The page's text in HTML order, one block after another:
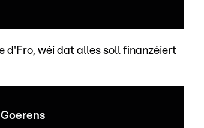
d'Fro, wéi dat alles soll finanzéiert